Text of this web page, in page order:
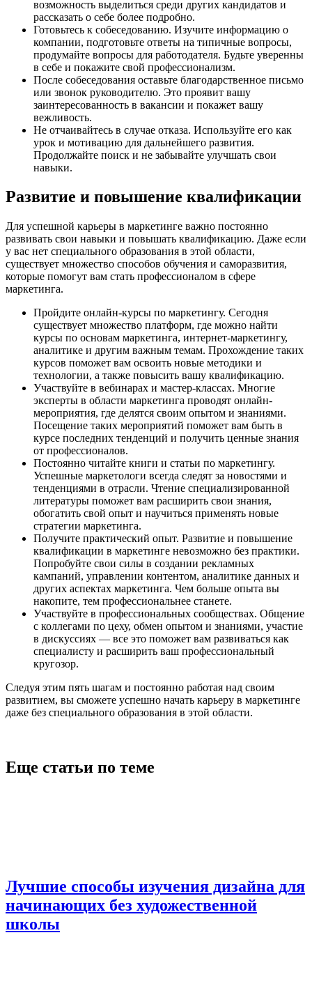
возможность выделиться среди других кандидатов и
рассказать о себе более подробно.
Готовьтесь к собеседованию. Изучите информацию о
компании, подготовьте ответы на типичные вопросы,
продумайте вопросы для работодателя. Будьте уверенны
в себе и покажите свой профессионализм.
После собеседования оставьте благодарственное письмо
или звонок руководителю. Это проявит вашу
заинтересованность в вакансии и покажет вашу
вежливость.
Не отчаивайтесь в случае отказа. Используйте его как
урок и мотивацию для дальнейшего развития.
Продолжайте поиск и не забывайте улучшать свои
навыки.
Развитие и повышение квалификации
Для успешной карьеры в маркетинге важно постоянно
развивать свои навыки и повышать квалификацию. Даже если
у вас нет специального образования в этой области,
существует множество способов обучения и саморазвития,
которые помогут вам стать профессионалом в сфере
маркетинга.
Пройдите онлайн-курсы по маркетингу. Сегодня
существует множество платформ, где можно найти
курсы по основам маркетинга, интернет-маркетингу,
аналитике и другим важным темам. Прохождение таких
курсов поможет вам освоить новые методики и
технологии, а также повысить вашу квалификацию.
Участвуйте в вебинарах и мастер-классах. Многие
эксперты в области маркетинга проводят онлайн-
мероприятия, где делятся своим опытом и знаниями.
Посещение таких мероприятий поможет вам быть в
курсе последних тенденций и получить ценные знания
от профессионалов.
Постоянно читайте книги и статьи по маркетингу.
Успешные маркетологи всегда следят за новостями и
тенденциями в отрасли. Чтение специализированной
литературы поможет вам расширить свои знания,
обогатить свой опыт и научиться применять новые
стратегии маркетинга.
Получите практический опыт. Развитие и повышение
квалификации в маркетинге невозможно без практики.
Попробуйте свои силы в создании рекламных
кампаний, управлении контентом, аналитике данных и
других аспектах маркетинга. Чем больше опыта вы
накопите, тем профессиональнее станете.
Участвуйте в профессиональных сообществах. Общение
с коллегами по цеху, обмен опытом и знаниями, участие
в дискуссиях — все это поможет вам развиваться как
специалисту и расширить ваш профессиональный
кругозор.
Следуя этим пять шагам и постоянно работая над своим
развитием, вы сможете успешно начать карьеру в маркетинге
даже без специального образования в этой области.
Еще статьи по теме
Лучшие способы изучения дизайна для
начинающих без художественной
школы